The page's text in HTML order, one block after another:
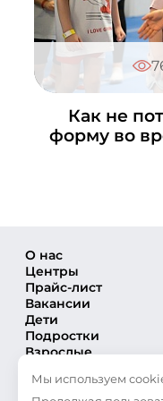
+7
+7
Орехово
Подольск
+7
Как не
форму во
О нас
Центры
Прайс-лист
Вакансии
Дети
Подростки
Взрослые
Секции
Мы используем